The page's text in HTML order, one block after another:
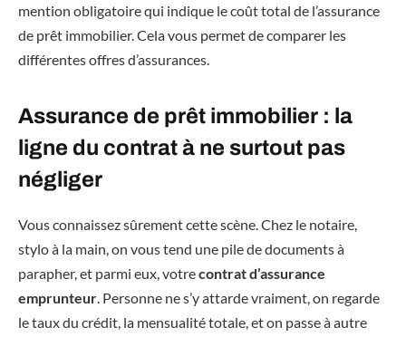
mention obligatoire qui indique le coût total de l’assurance
de prêt immobilier. Cela vous permet de comparer les
différentes offres d’assurances.
Assurance de prêt immobilier : la
ligne du contrat à ne surtout pas
négliger
Vous connaissez sûrement cette scène. Chez le notaire,
stylo à la main, on vous tend une pile de documents à
parapher, et parmi eux, votrecontrat d’assurance
emprunteur. Personne ne s’y attarde vraiment, on regarde
le taux du crédit, la mensualité totale, et on passe à autre